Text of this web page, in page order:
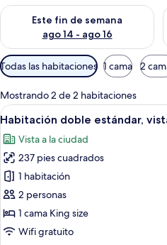
Este fin de semana
ago 14 - ago 16
Consulta la disponibilidad para
Filtros
disponibles
para
las
habitaciones
Todas las habitaciones 1 cama 2
Mostrando 2 de 2 habitaciones
Abrir
todas
las
fotos
de
Habitación
doble
estándar,
12
Habitación doble estándar,
Vista a la ciudad
237 pies cuadrados
1 habitación
2 personas
1 cama King size
Wifi gratuito